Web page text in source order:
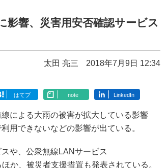
影響、災害用安否確認サービス
太田 亮三 2018年7月9日 12:34
はてブ note LinkedIn
による大雨の被害が拡大している影響
用できないなどの影響が出ている。
や、公衆無線LANサービス
か、被災者支援措置も発表されている。